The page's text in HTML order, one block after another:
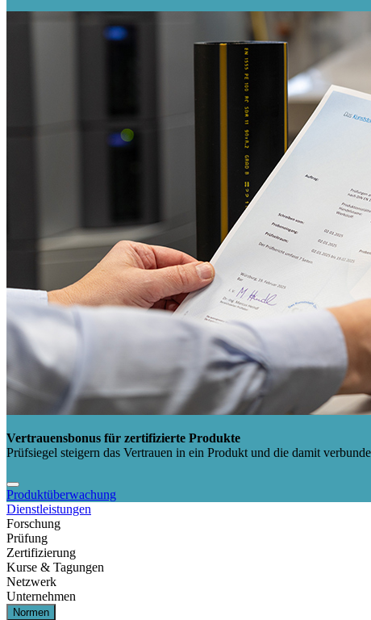
Vertrauensbonus für zertifizierte Produkte
Prüfsiegel steigern das Vertrauen in ein Produkt und die damit
Produktüberwachung
Dienstleistungen
Forschung
Prüfung
Zertifizierung
Kurse & Tagungen
Netzwerk
Unternehmen
Normen